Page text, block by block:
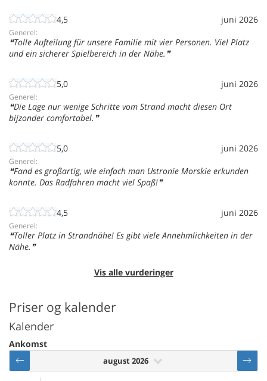
4,5 juni 2026
Generel:
Tolle Aufteilung für unsere Familie mit vier Personen. Viel Platz
und ein sicherer Spielbereich in der Nähe.
5,0 juni 2026
Generel:
Die Lage nur wenige Schritte vom Strand macht diesen Ort
bijzonder comfortabel.
5,0 juni 2026
Generel:
Fand es großartig, wie einfach man Ustronie Morskie erkunden
konnte. Das Radfahren macht viel Spaß!
4,5 juni 2026
Generel:
Toller Platz in Strandnähe! Es gibt viele Annehmlichkeiten in der
Nähe.
Vis alle vurderinger
Priser og kalender
Kalender
Ankomst
august 2026